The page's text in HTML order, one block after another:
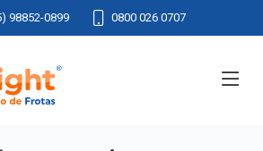
98852-0899 0800 026 0707